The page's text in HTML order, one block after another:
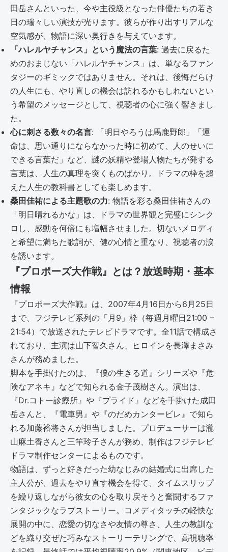
田岳さんといった、今や主役級となった俳優たちの若き
日の瑞々しい演技が光ります。彼らが作り出すリアルな
空気感が、物語に深い奥行きを与えています。
「ハレルヤチャンス」という魔法の言葉: 過去に戻るた
めのおまじない「ハレルヤチャンス」は、単なるファン
タジーのギミックではありません。それは、後悔だらけ
の人生にも、やり直しの機会は訪れるかもしれないとい
う希望のメッセージとして、視聴者の心に強く響きまし
た。
心に刺さる数々の名言: 「明日やろうは馬鹿野郎」「運
命は、思い通りにならなかった時に初めて、人のせいに
できる言葉だ」など、謎の妖精や登場人物たちが発する
言葉は、人生の真理を突くものばかり。ドラマの枠を超
えた人生の教科書としても楽しめます。
桑田佳祐による主題歌の力: 物語を彩る桑田佳祐さんの
「明日晴れるかな」は、ドラマの世界観と完璧にシンク
ロし、感動を何倍にも増幅させました。切ないメロディ
と希望に満ちた歌詞が、健の心情と重なり、視聴者の涙
を誘います。
『プロポーズ大作戦』とは？放送時期・基本
情報
『プロポーズ大作戦』は、2007年4月16日から6月25日
まで、フジテレビ系列の「月9」枠（毎週月曜日21:00 –
21:54）で放送されたテレビドラマです。全11話で構成さ
れており、主演は山下智久さん、ヒロインを長澤まさみ
さんが務めました。
脚本を手掛けたのは、『僕の生きる道』シリーズや『危
険なアネキ』などで知られる金子茂樹さん。演出は、
『Dr.コトー診療所』や『プライド』などを手掛けた成田
岳さんと、『電車男』や『のだめカンタービレ』で知ら
れる加藤裕将さんが担当しました。プロデューサーは瀧
山麻土香さんと三竿玲子さんが務め、制作はフジテレビ
ドラマ制作センターによるものです。
物語は、ずっと好きだった幼なじみの結婚式に出席した
主人公が、過去をやり直す機会を得て、タイムスリップ
を繰り返しながら彼女の心を取り戻そうと奮闘するファ
ンタジックなラブストーリー。コメディタッチの軽快な
展開の中に、恋愛の切なさや友情の尊さ、人生の教訓な
どを織り交ぜた巧みなストーリーテリングで、高視聴率